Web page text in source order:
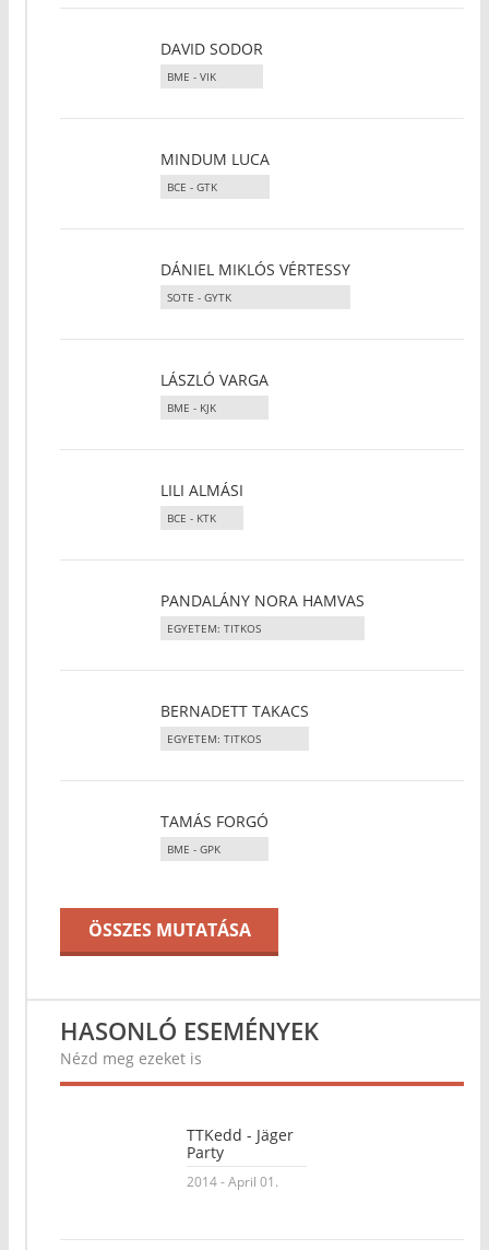
DAVID SODOR
BME - VIK
MINDUM LUCA
BCE - GTK
DÁNIEL MIKLÓS VÉRTESSY
SOTE - GYTK
LÁSZLÓ VARGA
BME - KJK
LILI ALMÁSI
BCE - KTK
PANDALÁNY NORA HAMVAS
EGYETEM: TITKOS
BERNADETT TAKACS
EGYETEM: TITKOS
TAMÁS FORGÓ
BME - GPK
ÖSSZES MUTATÁSA
HASONLÓ ESEMÉNYEK
Nézd meg ezeket is
TTKedd - Jäger
Party
2014 - April 01.